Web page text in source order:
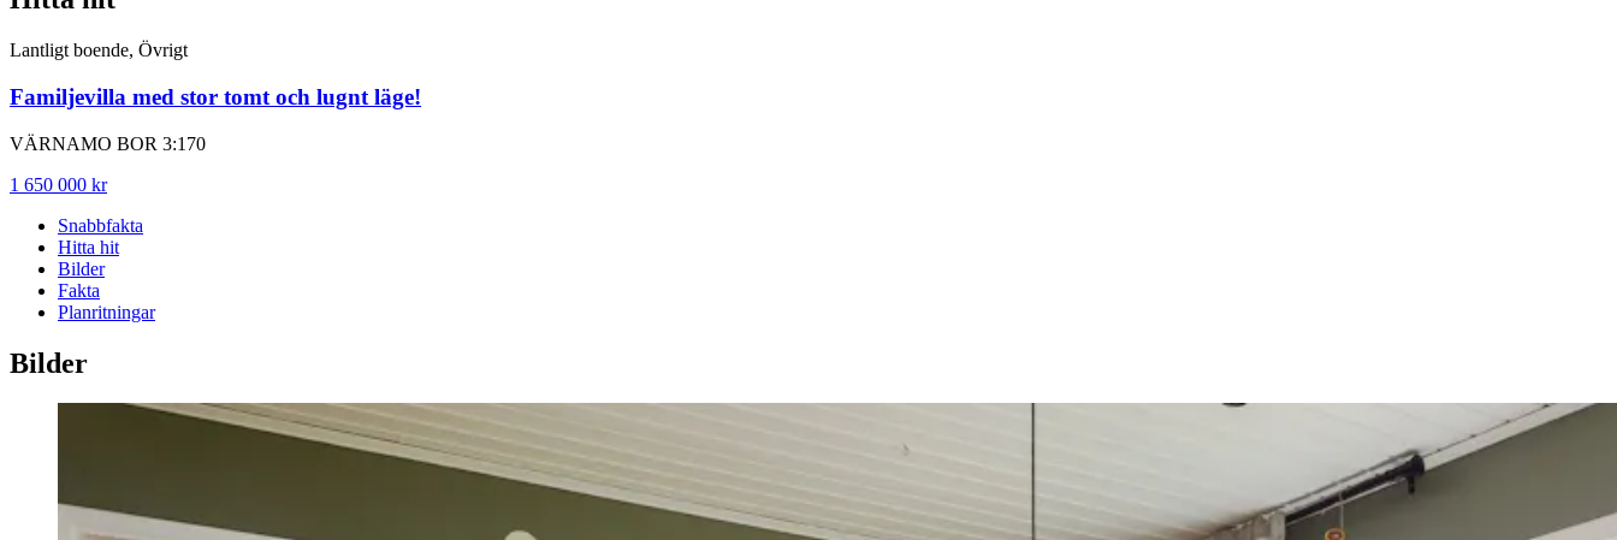
Lantligt boende, Övrigt
Familjevilla med stor tomt och lugnt läge!
VÄRNAMO BOR 3:170
1 650 000 kr
Snabbfakta
Hitta hit
Bilder
Fakta
Planritningar
Bilder